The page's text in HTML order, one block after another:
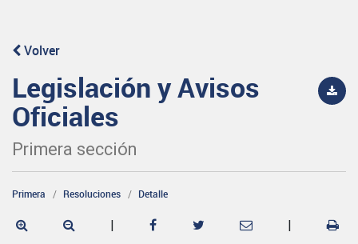
Volver
Legislación y Avisos
Oficiales
Primera sección
Primera Resoluciones Detalle
| |